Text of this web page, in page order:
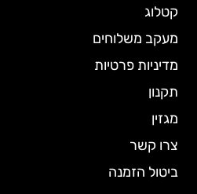
קטלוג
מעקב משלוחים
מדיניות פרטיות
תקנון
מגזין
צרו קשר
ביטול הזמנה